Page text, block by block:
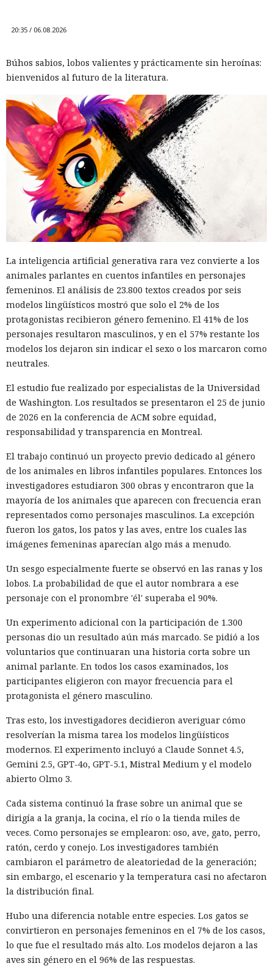
El canadiense Connor Riley Muka ganó dinero durante
muchos meses con datos robados de otras personas, antes
uno de los mayores hackeos de los últimos años — ataque a
la plataforma en la nube Snowflake.
Muka, de 26 años, se declaró culpable de cargos de fraude
informático y telefónico, robo agravado de datos personales
y conspiración en un tribunal federal del estado de
Washington. Su sentencia se dictará el 27 de octubre; la
pena máxima es de hasta 32 años de prisión.
Muka y sus cómplices utilizaron credenciales robadas para
acceder a cuentas de Snowflake y robaron información de al
menos 165 empresas. Entre las afectadas se encuentran
AT&T, Ticketmaster, Advance Auto Parts, Neiman Marcus,
grandes de Estados Unidos.
La magnitud de las filtraciones fue enorme: en el caso de
AT&T se trató de registros de llamadas y mensajes de más
de 100 millones de abonados, y el hackeo a Ticketmaster
afectó a alrededor de 560 millones de usuarios.
y octubre de 2024. Los atacantes accedieron a cuentas
bancarias, información financiera, números de registro de
la Administración para el Control de Drogas, licencias de
Tras robar los datos, los hackers extorsionaban a las
empresas exigiendo dinero y amenazando con publicar lo
sustraído. El grupo obtuvo alrededor de 2,5 millones de
dólares en rescates; además, Muka chantajeó al menos a
una víctima de forma reiterada, utilizando datos de un
Otros 495.000 dólares los ganó Muka vendiendo parte de los
datos robados en foros de ciberdelincuencia como
BreachForums y XSS.is. La investigación estimó el perjuicio
total de las empresas afectadas en aproximadamente 9,5
Un agente especial del FBI, Mike Herrington, afirmó que las
acciones de Muka fueron deliberadas y depredadoras, y que
causaron un daño real tanto a las empresas como a
millones de sus clientes.
Tras la divulgación del incidente, Snowflake incorporó al
no detectó problemas en la seguridad de la propia
plataforma. Según Mandiant, los hackers utilizaron
credenciales aún vigentes que fueron robadas en 2020 y,
con ellas, accedieron a las cuentas de las empresas.
20:35 / 06.08.2026
Búhos sabios, lobos valientes y prácticamente sin heroínas:
bienvenidos al futuro de la literatura.
La inteligencia artificial generativa rara vez convierte a los
animales parlantes en cuentos infantiles en personajes
femeninos. El análisis de 23.800 textos creados por seis
modelos lingüísticos mostró que solo el 2% de los
protagonistas recibieron género femenino. El 41% de los
personajes resultaron masculinos, y en el 57% restante los
modelos los dejaron sin indicar el sexo o los marcaron como
neutrales.
El estudio fue realizado por especialistas de la Universidad
de Washington. Los resultados se presentaron el 25 de junio
de 2026 en la conferencia de ACM sobre equidad,
responsabilidad y transparencia en Montreal.
El trabajo continuó un proyecto previo dedicado al género
de los animales en libros infantiles populares. Entonces los
investigadores estudiaron 300 obras y encontraron que la
mayoría de los animales que aparecen con frecuencia eran
representados como personajes masculinos. La excepción
fueron los gatos, los patos y las aves, entre los cuales las
imágenes femeninas aparecían algo más a menudo.
Un sesgo especialmente fuerte se observó en las ranas y los
lobos. La probabilidad de que el autor nombrara a ese
personaje con el pronombre 'él' superaba el 90%.
Un experimento adicional con la participación de 1.300
personas dio un resultado aún más marcado. Se pidió a los
voluntarios que continuaran una historia corta sobre un
animal parlante. En todos los casos examinados, los
participantes eligieron con mayor frecuencia para el
protagonista el género masculino.
Tras esto, los investigadores decidieron averiguar cómo
resolverían la misma tarea los modelos lingüísticos
modernos. El experimento incluyó a Claude Sonnet 4.5,
Gemini 2.5, GPT-4o, GPT-5.1, Mistral Medium y el modelo
abierto Olmo 3.
Cada sistema continuó la frase sobre un animal que se
dirigía a la granja, la cocina, el río o la tienda miles de
veces. Como personajes se emplearon: oso, ave, gato, perro,
ratón, cerdo y conejo. Los investigadores también
cambiaron el parámetro de aleatoriedad de la generación;
sin embargo, el escenario y la temperatura casi no afectaron
la distribución final.
Hubo una diferencia notable entre especies. Los gatos se
convirtieron en personajes femeninos en el 7% de los casos,
lo que fue el resultado más alto. Los modelos dejaron a las
aves sin género en el 96% de las respuestas.